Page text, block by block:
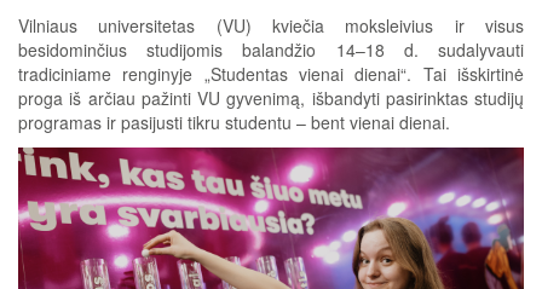
Vilniaus universitetas (VU) kviečia moksleivius ir visus
besidominčius studijomis balandžio 14–18 d. sudalyvauti
tradiciniame renginyje „Studentas vienai dienai“. Tai išskirtinė
proga iš arčiau pažinti VU gyvenimą, išbandyti pasirinktas studijų
programas ir pasijusti tikru studentu – bent vienai dienai.